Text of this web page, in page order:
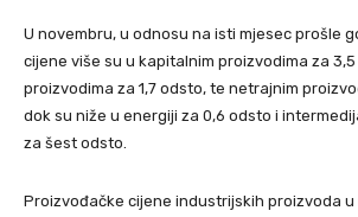
U novembru, u odnosu na isti mjesec prošle
cijene više su u kapitalnim proizvodima za
proizvodima za 1,7 odsto, te netrajnim
dok su niže u energiji za 0,6 odsto i
za šest odsto.
Proizvođačke cijene industrijskih proizvoda u